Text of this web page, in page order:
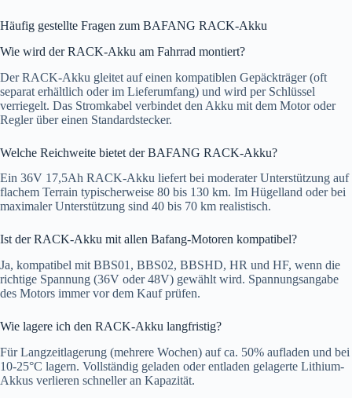
Häufig gestellte Fragen zum BAFANG RACK-Akku
Wie wird der RACK-Akku am Fahrrad montiert?
Der RACK-Akku gleitet auf einen kompatiblen Gepäckträger (oft
separat erhältlich oder im Lieferumfang) und wird per Schlüssel
verriegelt. Das Stromkabel verbindet den Akku mit dem Motor oder
Regler über einen Standardstecker.
Welche Reichweite bietet der BAFANG RACK-Akku?
Ein 36V 17,5Ah RACK-Akku liefert bei moderater Unterstützung auf
flachem Terrain typischerweise 80 bis 130 km. Im Hügelland oder bei
maximaler Unterstützung sind 40 bis 70 km realistisch.
Ist der RACK-Akku mit allen Bafang-Motoren kompatibel?
Ja, kompatibel mit BBS01, BBS02, BBSHD, HR und HF, wenn die
richtige Spannung (36V oder 48V) gewählt wird. Spannungsangabe
des Motors immer vor dem Kauf prüfen.
Wie lagere ich den RACK-Akku langfristig?
Für Langzeitlagerung (mehrere Wochen) auf ca. 50% aufladen und bei
10-25°C lagern. Vollständig geladen oder entladen gelagerte Lithium-
Akkus verlieren schneller an Kapazität.